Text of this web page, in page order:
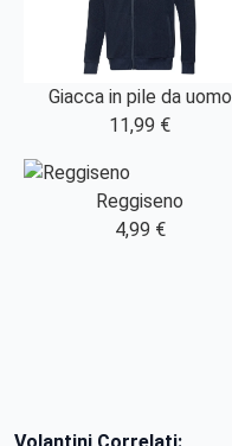
Giacca in pile da uomo
11,99 €
Reggiseno
4,99 €